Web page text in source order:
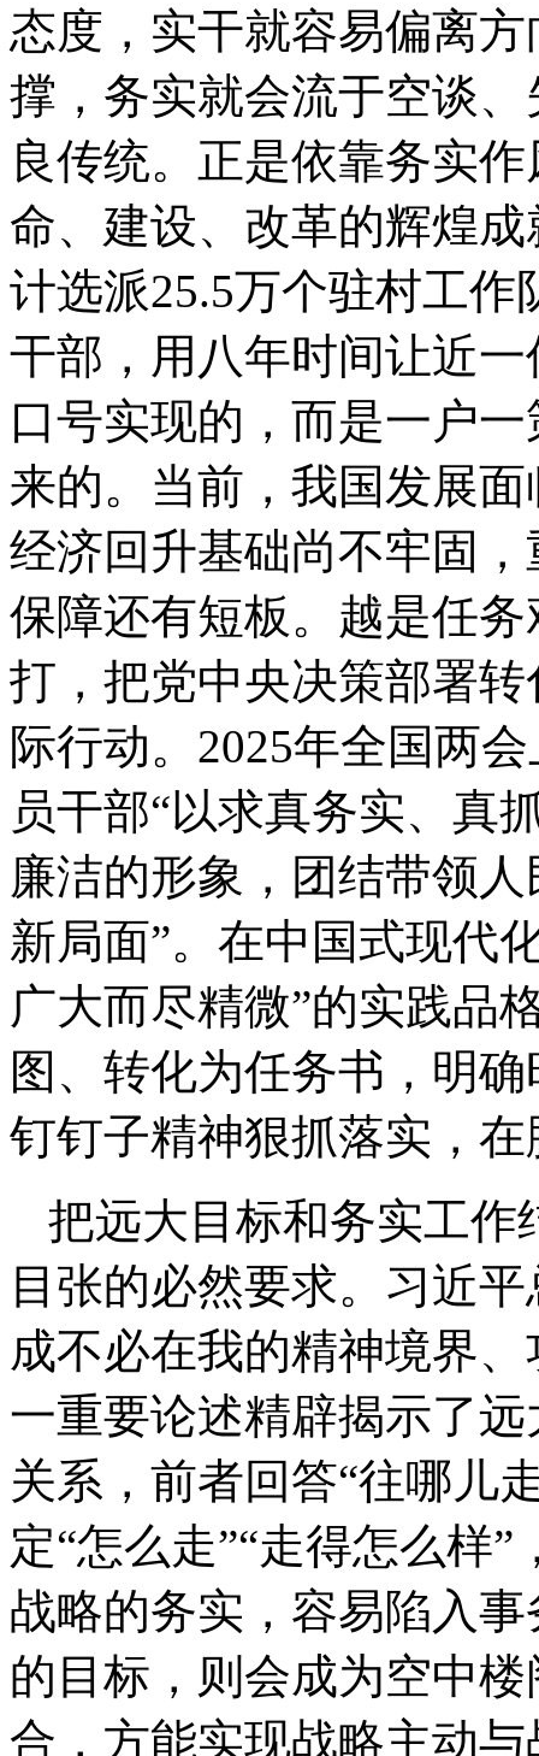
态度，实干就容易偏离
撑，务实就会流于空谈
良传统。正是依靠务实
命、建设、改革的辉煌
计选派25.5万个驻村工
干部，用八年时间让近
口号实现的，而是一户
来的。当前，我国发展
经济回升基础尚不牢固
保障还有短板。越是任
打，把党中央决策部署
际行动。2025年全国两
员干部“以求真务实、真
廉洁的形象，团结带领
新局面”。在中国式现代
广大而尽精微”的实践品
图、转化为任务书，明
钉钉子精神狠抓落实，
把远大目标和务实工作
目张的必然要求。习近
成不必在我的精神境界
一重要论述精辟揭示了
关系，前者回答“往哪儿
定“怎么走”“走得怎么样
战略的务实，容易陷入
的目标，则会成为空中
合，方能实现战略主动